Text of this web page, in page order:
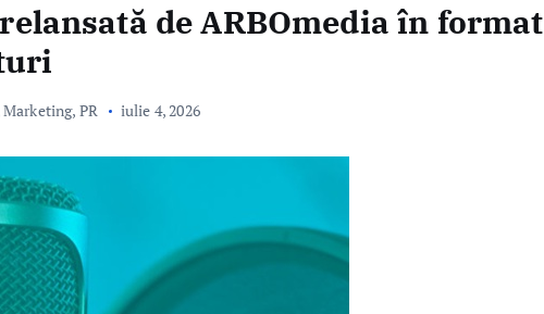
de ARBOmedia în format
PR iulie 4, 2026